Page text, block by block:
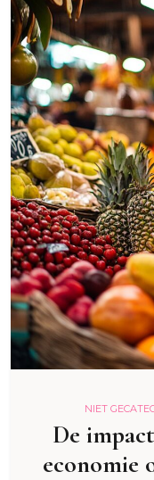
NIET
De
economie